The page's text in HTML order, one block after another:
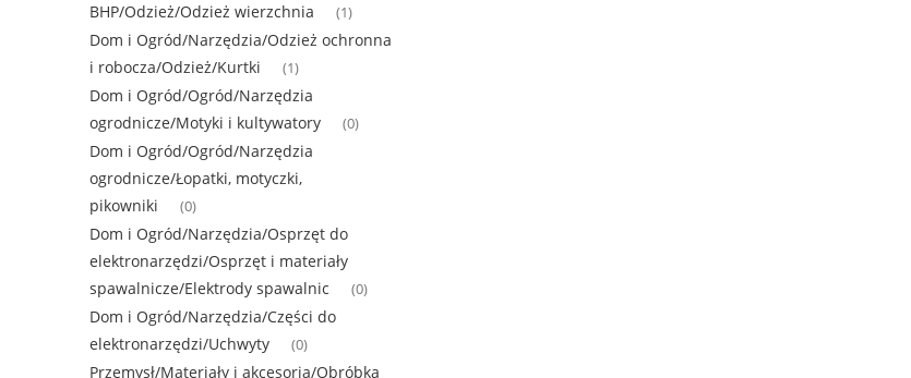
BHP/Odzież/Odzież wierzchnia
(1)
Dom i Ogród/Narzędzia/Odzież ochronna
i robocza/Odzież/Kurtki
(1)
Dom i Ogród/Ogród/Narzędzia
ogrodnicze/Motyki i kultywatory
(0)
Dom i Ogród/Ogród/Narzędzia
ogrodnicze/Łopatki, motyczki,
pikowniki
(0)
Dom i Ogród/Narzędzia/Osprzęt do
elektronarzędzi/Osprzęt i materiały
spawalnicze/Elektrody spawalnic
(0)
Dom i Ogród/Narzędzia/Części do
elektronarzędzi/Uchwyty
(0)
Przemysł/Materiały i akcesoria/Obróbka